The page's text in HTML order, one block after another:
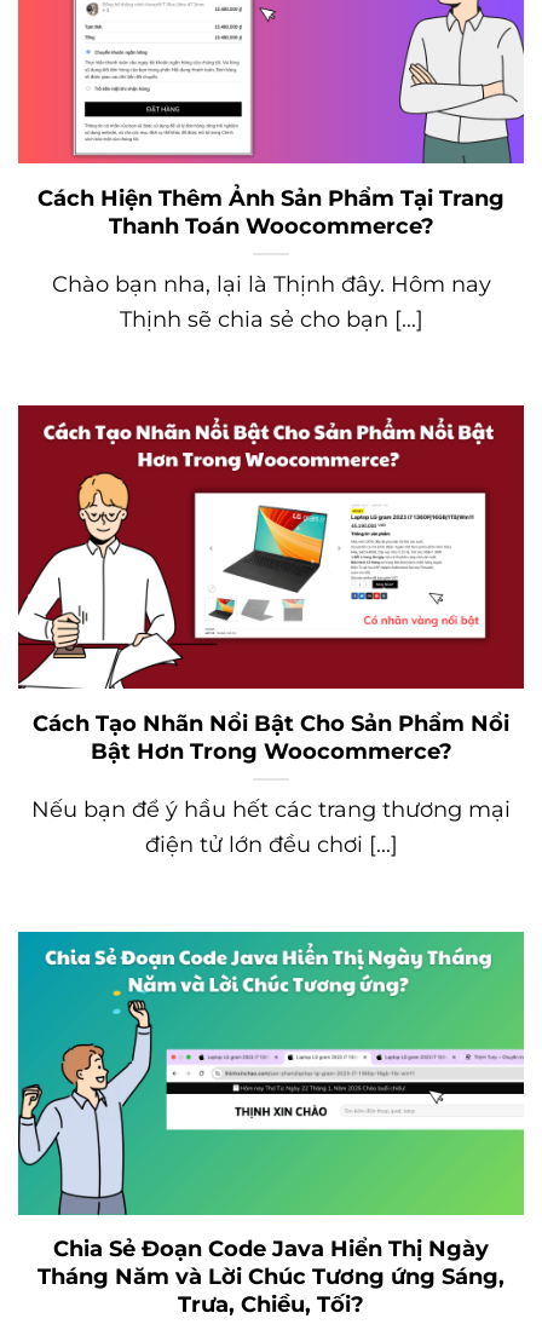
Cách Hiện Thêm Ảnh Sản Phẩm Tại Trang
Thanh Toán Woocommerce?
Chào bạn nha, lại là Thịnh đây. Hôm nay
Thịnh sẽ chia sẻ cho bạn [...]
Cách Tạo Nhãn Nổi Bật Cho Sản Phẩm Nổi
Bật Hơn Trong Woocommerce?
Nếu bạn để ý hầu hết các trang thương mại
điện tử lớn đều chơi [...]
Chia Sẻ Đoạn Code Java Hiển Thị Ngày
Tháng Năm và Lời Chúc Tương ứng Sáng,
Trưa, Chiều, Tối?